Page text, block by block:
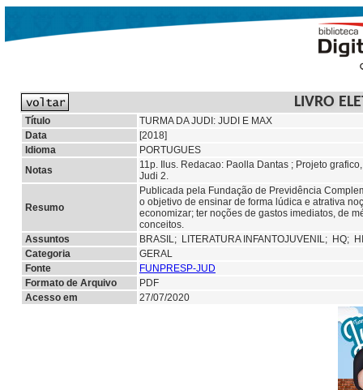
LIVRO
Título
TURMA DA JUDI: JUDI E MAX
Data
[2018]
Idioma
PORTUGUES
Notas
11p. Ilus. Redacao: Paolla Dantas ; Projeto
Judi 2.
Resumo
Publicada pela Fundação de Previdência
o objetivo de ensinar de forma lúdica e atrativa
economizar; ter noções de gastos imediatos, de
conceitos.
Assuntos
BRASIL; LITERATURA INFANTOJUVENIL; HQ;
Categoria
GERAL
Fonte
FUNPRESP-JUD
Formato de Arquivo
PDF
Acesso em
27/07/2020